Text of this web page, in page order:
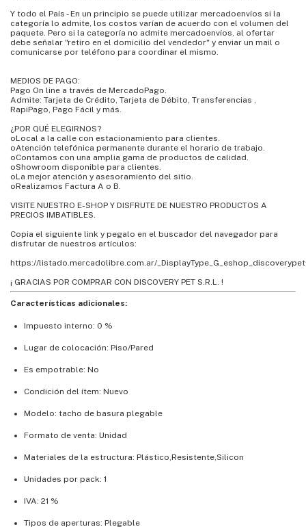
Y todo el País - En un principio se puede utilizar mercadoenvíos si la
categoría lo admite, los costos varían de acuerdo con el volumen del
paquete. Pero si la categoría no admite mercadoenvíos, al ofertar
debe señalar "retiro en el domicilio del vendedor" y enviar un mail o
comunicarse por teléfono para coordinar el mismo.
MEDIOS DE PAGO:
Pago On line a través de MercadoPago.
Admite: Tarjeta de Crédito, Tarjeta de Débito, Transferencias ,
RapiPago, Pago Fácil y más.
¿POR QUÉ ELEGIRNOS?
oLocal a la calle con estacionamiento para clientes.
oAtención telefónica permanente durante el horario de trabajo.
oContamos con una amplia gama de productos de calidad.
oShowroom disponible para clientes.
oLa mejor atención y asesoramiento del sitio.
oRealizamos Factura A o B.
VISITE NUESTRO E-SHOP Y DISFRUTE DE NUESTRO PRODUCTOS A
PRECIOS IMBATIBLES.
Copia el siguiente link y pegalo en el buscador del navegador para
disfrutar de nuestros artículos:
https://listado.mercadolibre.com.ar/
¡ GRACIAS POR COMPRAR CON DISCOVERY PET S.R.L. !
Características adicionales:
Impuesto interno: 0 %
Lugar de colocación: Piso/Pared
Es empotrable: No
Condición del ítem: Nuevo
Modelo: tacho de basura plegable
Formato de venta: Unidad
Materiales de la estructura: Plástico,Resistente,Silicon
Unidades por pack: 1
IVA: 21 %
Tipos de aperturas: Plegable